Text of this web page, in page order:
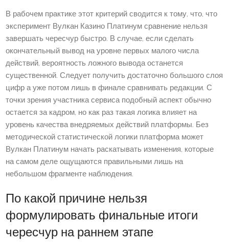
В рабочем практике этот критерий сводится к тому, что, что
эксперимент Вулкан Казино Платинум сравнение нельзя
завершать чересчур быстро. В случае, если сделать
окончательный вывод на уровне первых малого числа
действий, вероятность ложного вывода останется
существенной. Следует получить достаточно большого слоя
цифр а уже потом лишь в финале сравнивать редакции. С
точки зрения участника сервиса подобный аспект обычно
остается за кадром, но как раз такая логика влияет на
уровень качества внедряемых действий платформы. Без
методической статистической логики платформа может
Вулкан Платинум начать раскатывать изменения, которые
на самом деле ощущаются правильными лишь на
небольшом фрагменте наблюдения.
По какой причине нельзя
формулировать финальные итоги
чересчур на раннем этапе